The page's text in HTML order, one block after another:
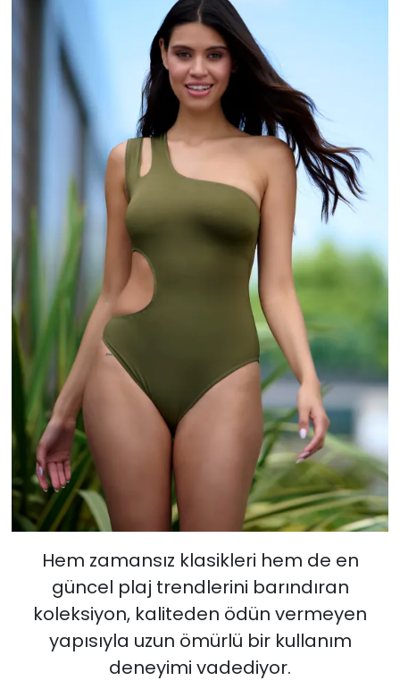
Hem zamansız klasikleri hem de en
güncel plaj trendlerini barındıran
koleksiyon, kaliteden ödün vermeyen
yapısıyla uzun ömürlü bir kullanım
deneyimi vadediyor.